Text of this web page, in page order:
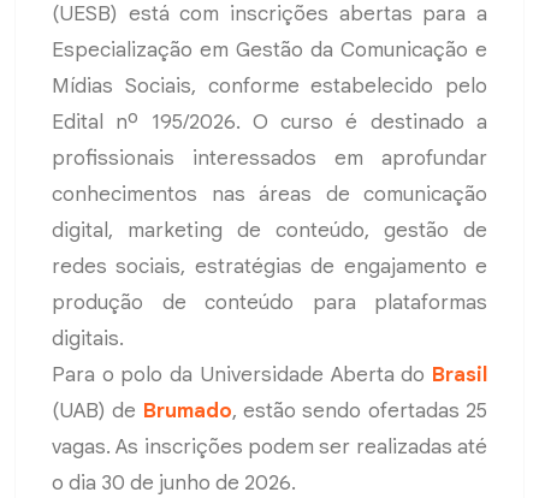
(UESB) está com inscrições abertas para a
Especialização em Gestão da Comunicação e
Mídias Sociais, conforme estabelecido pelo
Edital nº 195/2026. O curso é destinado a
profissionais interessados em aprofundar
conhecimentos nas áreas de comunicação
digital, marketing de conteúdo, gestão de
redes sociais, estratégias de engajamento e
produção de conteúdo para plataformas
digitais.
Para o polo da Universidade Aberta do Brasil
(UAB) de Brumado, estão sendo ofertadas 25
vagas. As inscrições podem ser realizadas até
o dia 30 de junho de 2026.